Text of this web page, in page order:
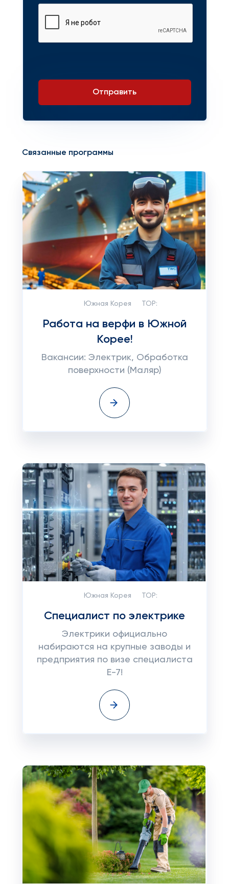
Отправить
Связанные программы
Южная Корея TOP:
Работа на верфи в Южной
Корее!
Вакансии: Электрик, Обработка
поверхности (Маляр)
Южная Корея TOP:
Специалист по электрике
Электрики официально
набираются на крупные заводы и
предприятия по визе специалиста
E-7!